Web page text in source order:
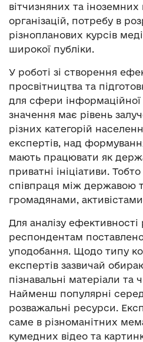
вітчизняних та
організацій, потребу в
різнопланових курсів
широкої публіки.
У роботі зі створення
просвітництва та
для сфери
значення має рівень
різних категорій
експертів, над
мають працювати як
приватні ініціативи.
співпраця між державою
громадянами,
Для аналізу ефективності
респондентам
уподобання. Щодо типу
експертів зазвичай
пізнавальні матеріали та
Найменш популярні
розважальні ресурси.
саме в різноманітних
кумедних відео та